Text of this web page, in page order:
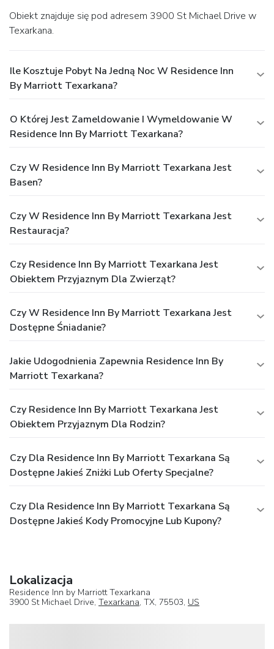
Obiekt znajduje się pod adresem 3900 St Michael Drive w
Texarkana.
Ile Kosztuje Pobyt Na Jedną Noc W Residence Inn
By Marriott Texarkana?
O Której Jest Zameldowanie I Wymeldowanie W
Residence Inn By Marriott Texarkana?
Czy W Residence Inn By Marriott Texarkana Jest
Basen?
Czy W Residence Inn By Marriott Texarkana Jest
Restauracja?
Czy Residence Inn By Marriott Texarkana Jest
Obiektem Przyjaznym Dla Zwierząt?
Czy W Residence Inn By Marriott Texarkana Jest
Dostępne Śniadanie?
Jakie Udogodnienia Zapewnia Residence Inn By
Marriott Texarkana?
Czy Residence Inn By Marriott Texarkana Jest
Obiektem Przyjaznym Dla Rodzin?
Czy Dla Residence Inn By Marriott Texarkana Są
Dostępne Jakieś Zniżki Lub Oferty Specjalne?
Czy Dla Residence Inn By Marriott Texarkana Są
Dostępne Jakieś Kody Promocyjne Lub Kupony?
Lokalizacja
Residence Inn by Marriott Texarkana
3900 St Michael Drive, Texarkana, TX, 75503, US